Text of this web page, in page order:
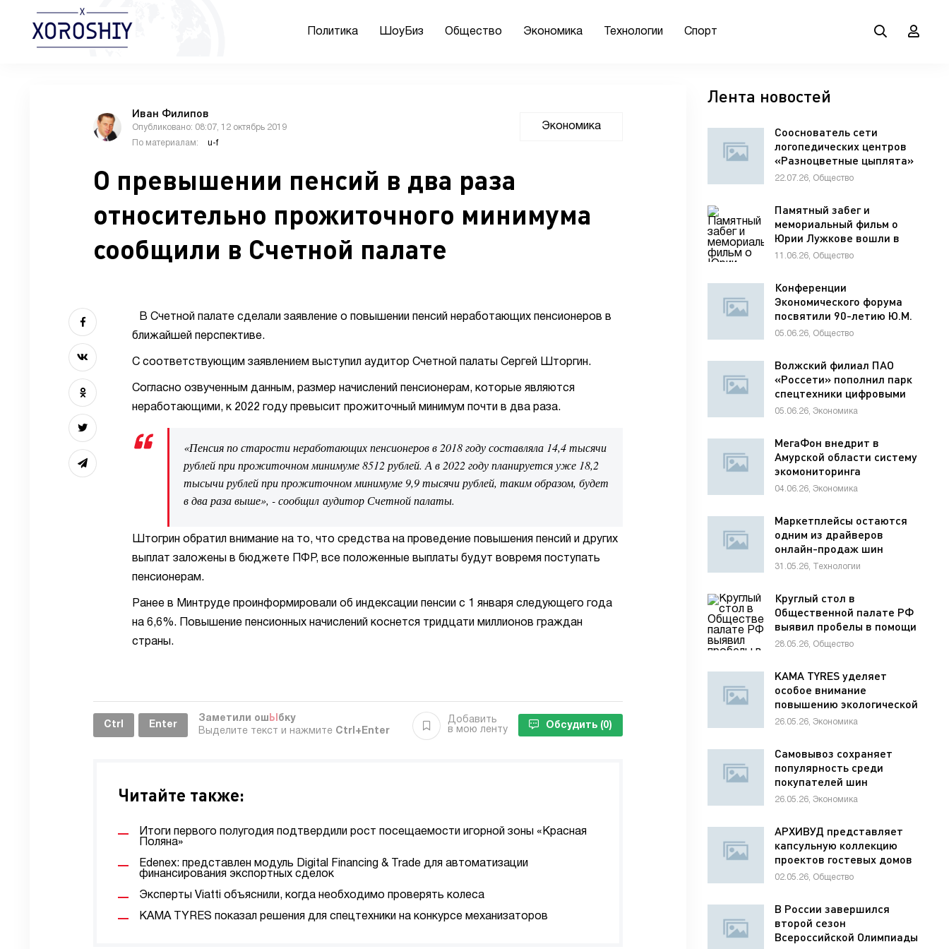
Политика ШоуБиз Общество Экономика Технологии Спорт
Иван Филипов
Опубликовано: 08:07, 12 октябрь 2019
По материалам:
u-f
Экономика
О превышении пенсий в два раза
относительно прожиточного минимума
сообщили в Счетной палате
В Счетной палате сделали заявление о повышении пенсий неработающих пенсионеров в
ближайшей перспективе.
С соответствующим заявлением выступил аудитор Счетной палаты Сергей Шторгин.
Согласно озвученным данным, размер начислений пенсионерам, которые являются
неработающими, к 2022 году превысит прожиточный минимум почти в два раза.
«Пенсия по старости неработающих пенсионеров в 2018 году составляла 14,4 тысячи
рублей при прожиточном минимуме 8512 рублей. А в 2022 году планируется уже 18,2
тысычи рублей при прожиточном минимуме 9,9 тысячи рублей, таким образом, будет
в два раза выше», - сообщил аудитор Счетной палаты.
Штогрин обратил внимание на то, что средства на проведение повышения пенсий и других
выплат заложены в бюджете ПФР, все положенные выплаты будут вовремя поступать
пенсионерам.
Ранее в Минтруде проинформировали об индексации пенсии с 1 января следующего года
на 6,6%. Повышение пенсионных начислений коснется тридцати миллионов граждан
страны.
Ctrl Enter
Заметили ош Ы бку
Выделите текст и нажмите Ctrl+Enter
Добавить
в мою ленту
Обсудить (0)
Читайте также:
Итоги первого полугодия подтвердили рост посещаемости игорной зоны «Красная
Поляна»
Edenex: представлен модуль Digital Financing & Trade для автоматизации
финансирования экспортных сделок
Эксперты Viatti объяснили, когда необходимо проверять колеса
KAMA TYRES показал решения для спецтехники на конкурсе механизаторов
Лента новостей
Сооснователь сети
логопедических центров
«Разноцветные цыплята»
Елена Мельникова
коммуникации для
развития речи ребенка
22.07.26, Общество
Памятный забег и
мемориальный фильм о
Юрии Лужкове вошли в
программу фестиваля
11.06.26, Общество
Конференции
Экономического форума
посвятили 90-летию Ю.М.
Лужкова
05.06.26, Общество
Волжский филиал ПАО
«Россети» пополнил парк
спецтехники цифровыми
диагностическими
05.06.26, Экономика
МегаФон внедрит в
Амурской области систему
экомониторинга
04.06.26, Экономика
Маркетплейсы остаются
одним из драйверов
онлайн-продаж шин
31.05.26, Технологии
Круглый стол в
Общественной палате РФ
выявил пробелы в помощи
раненым детям
28.05.26, Общество
KAMA TYRES уделяет
особое внимание
повышению экологической
ответственности
26.05.26, Экономика
Самовывоз сохраняет
популярность среди
покупателей шин
26.05.26, Экономика
АРХИВУД представляет
капсульную коллекцию
проектов гостевых домов
для отелей
02.05.26, Общество
В России завершился
второй сезон
Всероссийской Олимпиады